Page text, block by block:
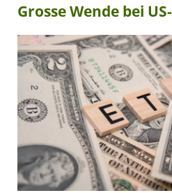
Grosse Wende bei